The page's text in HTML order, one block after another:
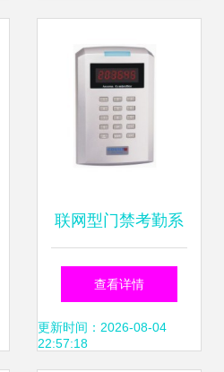
联网型门禁考勤系
统的优势与应用分
析——以川良九正
查看详情
更新时间：2026-08-04
22:57:18